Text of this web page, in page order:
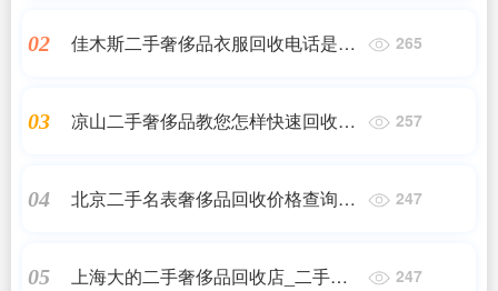
02
佳木斯二手奢侈品衣服回收电话是多
265
03
凉山二手奢侈品教您怎样快速回收_
257
04
北京二手名表奢侈品回收价格查询_
247
05
上海大的二手奢侈品回收店_二手手
247